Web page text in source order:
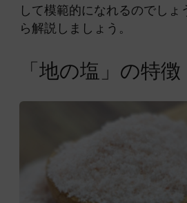
して模範的になれるのでしょ
ら解説しましょう。
「地の塩」の特徴